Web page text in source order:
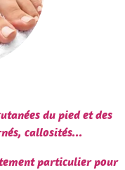
du pied et des
callosités...
particulier pour